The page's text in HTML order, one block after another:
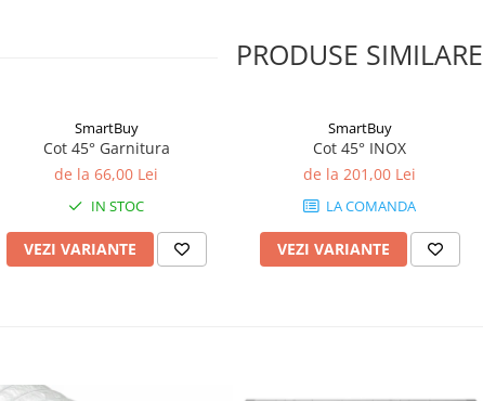
PRODUSE SIMILARE
SmartBuy
Cot 45° Garnitura
de la 66,00 Lei
IN STOC
VEZI VARIANTE
SmartBuy
Cot 45° INOX
de la 201,00 Lei
LA COMANDA
VEZI VARIANTE